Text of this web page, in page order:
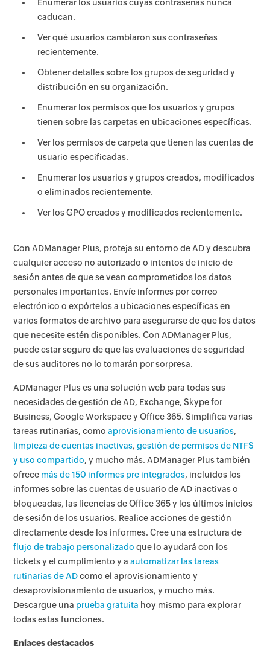
Enumerar los usuarios cuyas contraseñas nunca
caducan.
Ver qué usuarios cambiaron sus contraseñas
recientemente.
Obtener detalles sobre los grupos de seguridad y
distribución en su organización.
Enumerar los permisos que los usuarios y grupos
tienen sobre las carpetas en ubicaciones específicas.
Ver los permisos de carpeta que tienen las cuentas de
usuario especificadas.
Enumerar los usuarios y grupos creados, modificados
o eliminados recientemente.
Ver los GPO creados y modificados recientemente.
Con ADManager Plus, proteja su entorno de AD y descubra
cualquier acceso no autorizado o intentos de inicio de
sesión antes de que se vean comprometidos los datos
personales importantes. Envíe informes por correo
electrónico o expórtelos a ubicaciones específicas en
varios formatos de archivo para asegurarse de que los datos
que necesite estén disponibles. Con ADManager Plus,
puede estar seguro de que las evaluaciones de seguridad
de sus auditores no lo tomarán por sorpresa.
ADManager Plus es una solución web para todas sus
necesidades de gestión de AD, Exchange, Skype for
Business, Google Workspace y Office 365. Simplifica varias
tareas rutinarias, comoaprovisionamiento de usuarios,
limpieza de cuentas inactivas,gestión de permisos de NTFS
y uso compartido, y mucho más. ADManager Plus también
ofrece más de 150 informes pre integrados, incluidos los
informes sobre las cuentas de usuario de AD inactivas o
bloqueadas, las licencias de Office 365 y los últimos inicios
de sesión de los usuarios. Realice acciones de gestión
directamente desde los informes. Cree una estructura de
flujo de trabajo personalizadoque lo ayudará con los
tickets y el cumplimiento y aautomatizar las tareas
rutinarias de ADcomo el aprovisionamiento y
desaprovisionamiento de usuarios, y mucho más.
Descargue una prueba gratuita hoy mismo para explorar
todas estas funciones.
Enlaces destacados